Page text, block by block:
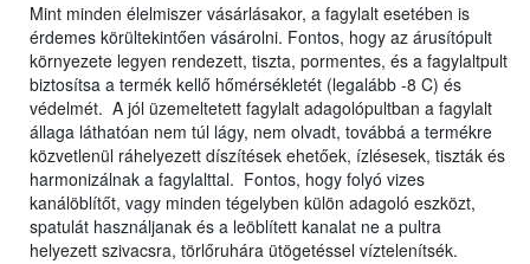
Mint minden élelmiszer vásárlásakor, a fagylalt esetében is
érdemes körültekintően vásárolni. Fontos, hogy az árusítópult
környezete legyen rendezett, tiszta, pormentes, és a fagylaltpult
biztosítsa a termék kellő hőmérsékletét (legalább -8 C) és
védelmét. A jól üzemeltetett fagylalt adagolópultban a fagylalt
állaga láthatóan nem túl lágy, nem olvadt, továbbá a termékre
közvetlenül ráhelyezett díszítések ehetőek, ízlésesek, tiszták és
harmonizálnak a fagylalttal. Fontos, hogy folyó vizes
kanálöblítőt, vagy minden tégelyben külön adagoló eszközt,
spatulát használjanak és a leöblített kanalat ne a pultra
helyezett szivacsra, törlőruhára ütögetéssel víztelenítsék.